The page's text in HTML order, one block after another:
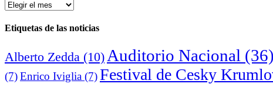
Archivo
noticias
Etiquetas de las noticias
Alberto Zedda (10)Auditorio Nacional (36)
(7)Enrico Iviglia (7)Festival de Cesky